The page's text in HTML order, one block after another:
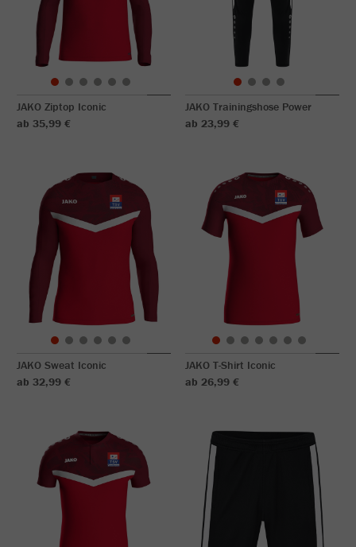
JAKO Ziptop Iconic
ab 35,99 €
JAKO Trainingshose Power
ab 23,99 €
JAKO Sweat Iconic
ab 32,99 €
JAKO T-Shirt Iconic
ab 26,99 €